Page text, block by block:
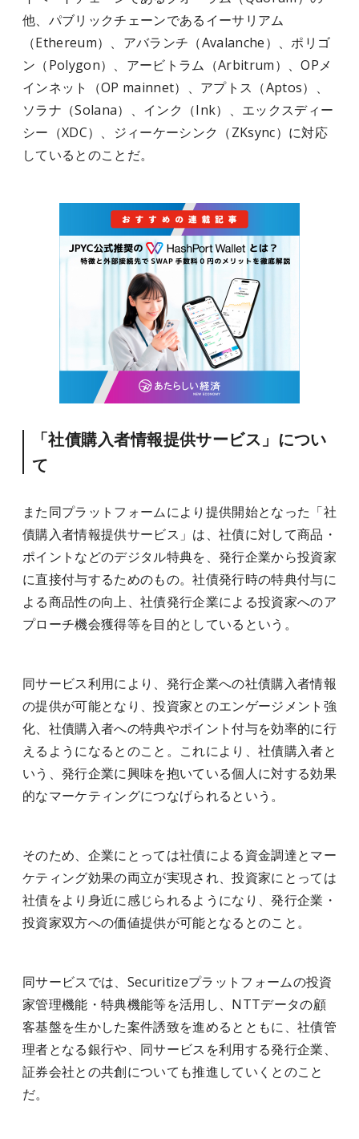
他、パブリックチェーンであるイーサリアム
（Ethereum）、アバランチ（Avalanche）、ポリゴ
ン（Polygon）、アービトラム（Arbitrum）、OPメ
インネット（OP mainnet）、アプトス（Aptos）、
ソラナ（Solana）、インク（Ink）、エックスディー
シー（XDC）、ジィーケーシンク（ZKsync）に対応
しているとのことだ。
「社債購入者情報提供サービス」につい
て
また同プラットフォームにより提供開始となった「社
債購入者情報提供サービス」は、社債に対して商品・
ポイントなどのデジタル特典を、発行企業から投資家
に直接付与するためのもの。社債発行時の特典付与に
よる商品性の向上、社債発行企業による投資家へのア
プローチ機会獲得等を目的としているという。
同サービス利用により、発行企業への社債購入者情報
の提供が可能となり、投資家とのエンゲージメント強
化、社債購入者への特典やポイント付与を効率的に行
えるようになるとのこと。これにより、社債購入者と
いう、発行企業に興味を抱いている個人に対する効果
的なマーケティングにつなげられるという。
そのため、企業にとっては社債による資金調達とマー
ケティング効果の両立が実現され、投資家にとっては
社債をより身近に感じられるようになり、発行企業・
投資家双方への価値提供が可能となるとのこと。
同サービスでは、Securitizeプラットフォームの投資
家管理機能・特典機能等を活用し、NTTデータの顧
客基盤を生かした案件誘致を進めるとともに、社債管
理者となる銀行や、同サービスを利用する発行企業、
証券会社との共創についても推進していくとのこと
だ。